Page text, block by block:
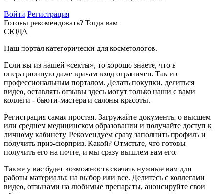
Войти Регистрация
Готовы рекомендовать? Тогда вам
СЮДА
Наш портал категорически для косметологов.
Если вы из нашей «секты», то хорошо знаете, что в
операционную даже врачам вход ограничен. Так и с
профессиональным порталом. Делать покупки, делиться
видео, оставлять отзывы здесь могут только наши с вами
коллеги - бьюти-мастера и салоны красоты.
Регистрация самая простая. Загружайте документы о высшем
или среднем медицинском образовании и получайте доступ к
личному кабинету. Рекомендуем сразу заполнить профиль и
получить приз-сюрприз. Какой? Отметьте, что готовы
получить его на почте, и мы сразу вышлем вам его.
Также у вас будет возможность скачать нужные вам для
работы материалы: на выбор или все. Делитесь с коллегами
видео, отзывами на любимые препараты, анонсируйте свои